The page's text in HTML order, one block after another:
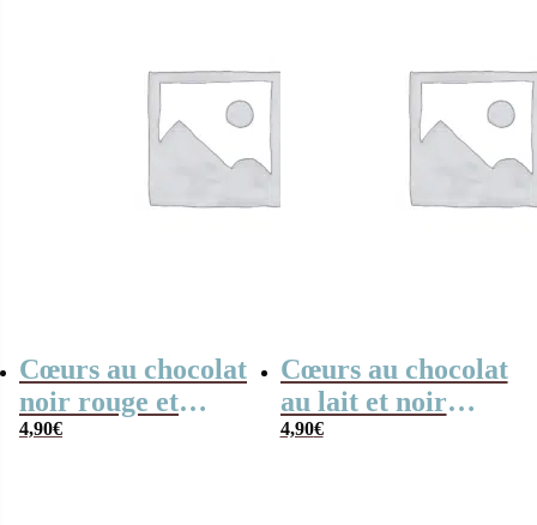
Cœurs au chocolat
noir rouge et
blanc x4 “Merci
4,90€
Cœurs au chocolat
au lait et noir
praliné x8 “Je suis
4,90€